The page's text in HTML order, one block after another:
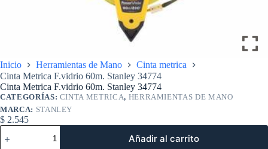
Inicio Herramientas de Mano
Cinta metrica
Cinta Metrica F.vidrio 60m. Stanley 34774
Cinta Metrica F.vidrio 60m. Stanley 34774
CATEGORÍAS: CINTA METRICA, HERRAMIENTAS DE MANO
MARCA: STANLEY
$ 2.545
Cinta
Metrica
Añadir al carrito